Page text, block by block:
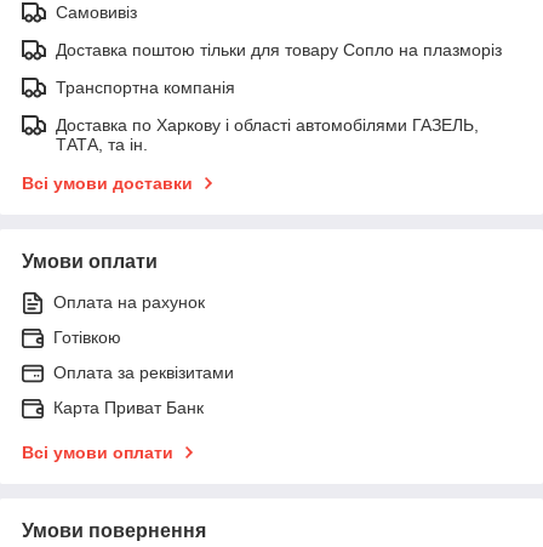
Самовивіз
Доставка поштою тільки для товару Сопло на плазморіз
Транспортна компанія
Доставка по Харкову і області автомобілями ГАЗЕЛЬ,
ТАТА, та ін.
Всі умови доставки
Умови оплати
Оплата на рахунок
Готівкою
Оплата за реквізитами
Карта Приват Банк
Всі умови оплати
Умови повернення